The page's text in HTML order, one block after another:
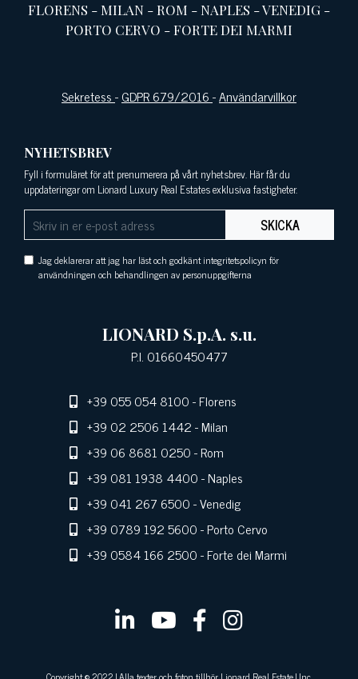
FLORENS -MILAN -ROM -NAPLES -VENEDIG -
PORTO CERVO -FORTE DEI MARMI
Sekretess-GDPR 679/2016-Användarvillkor
NYHETSBREV
Fyll i formuläret för att prenumerera på vårt nyhetsbrev. Här får du
uppdateringar om Lionard Luxury Real Estates exklusiva fastigheter.
SKICKA
Jag deklarerar att jag har läst och godkänt integritetspolicyn för
användningen och behandlingen av personuppgifterna
LIONARD S.p.A. s.u.
P.I. 01660450477
+39 055 054 8100- Florens
+39 02 2506 1442- Milan
+39 06 8681 0250- Rom
+39 081 1938 4400- Naples
+39 041 267 6500- Venedig
+39 0789 192 5600- Porto Cervo
+39 0584 166 2500- Forte dei Marmi